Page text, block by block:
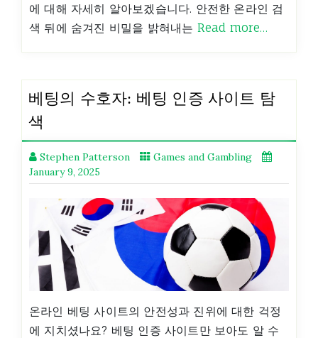
에 대해 자세히 알아보겠습니다. 안전한 온라인 검
색 뒤에 숨겨진 비밀을 밝혀내는 Read more…
베팅의 수호자: 베팅 인증 사이트 탐
색
Stephen Patterson
Games and Gambling
January 9, 2025
온라인 베팅 사이트의 안전성과 진위에 대한 걱정
에 지치셨나요? 베팅 인증 사이트만 보아도 알 수